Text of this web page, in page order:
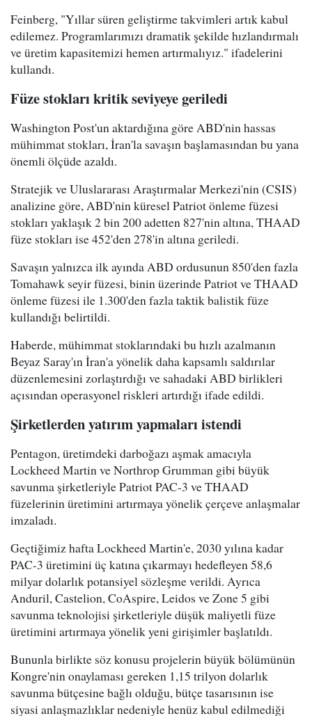
Feinberg, "Yıllar süren geliştirme takvimleri artık kabul
edilemez. Programlarımızı dramatik şekilde hızlandırmalı
ve üretim kapasitemizi hemen artırmalıyız." ifadelerini
kullandı.
Füze stokları kritik seviyeye geriledi
Washington Post'un aktardığına göre ABD'nin hassas
mühimmat stokları, İran'la savaşın başlamasından bu yana
önemli ölçüde azaldı.
Stratejik ve Uluslararası Araştırmalar Merkezi'nin (CSIS)
analizine göre, ABD'nin küresel Patriot önleme füzesi
stokları yaklaşık 2 bin 200 adetten 827'nin altına, THAAD
füze stokları ise 452'den 278'in altına geriledi.
Savaşın yalnızca ilk ayında ABD ordusunun 850'den fazla
Tomahawk seyir füzesi, binin üzerinde Patriot ve THAAD
önleme füzesi ile 1.300'den fazla taktik balistik füze
kullandığı belirtildi.
Haberde, mühimmat stoklarındaki bu hızlı azalmanın
Beyaz Saray'ın İran'a yönelik daha kapsamlı saldırılar
düzenlemesini zorlaştırdığı ve sahadaki ABD birlikleri
açısından operasyonel riskleri artırdığı ifade edildi.
Şirketlerden yatırım yapmaları istendi
Pentagon, üretimdeki darboğazı aşmak amacıyla
Lockheed Martin ve Northrop Grumman gibi büyük
savunma şirketleriyle Patriot PAC-3 ve THAAD
füzelerinin üretimini artırmaya yönelik çerçeve anlaşmalar
imzaladı.
Geçtiğimiz hafta Lockheed Martin'e, 2030 yılına kadar
PAC-3 üretimini üç katına çıkarmayı hedefleyen 58,6
milyar dolarlık potansiyel sözleşme verildi. Ayrıca
Anduril, Castelion, CoAspire, Leidos ve Zone 5 gibi
savunma teknolojisi şirketleriyle düşük maliyetli füze
üretimini artırmaya yönelik yeni girişimler başlatıldı.
Bununla birlikte söz konusu projelerin büyük bölümünün
Kongre'nin onaylaması gereken 1,15 trilyon dolarlık
savunma bütçesine bağlı olduğu, bütçe tasarısının ise
siyasi anlaşmazlıklar nedeniyle henüz kabul edilmediği